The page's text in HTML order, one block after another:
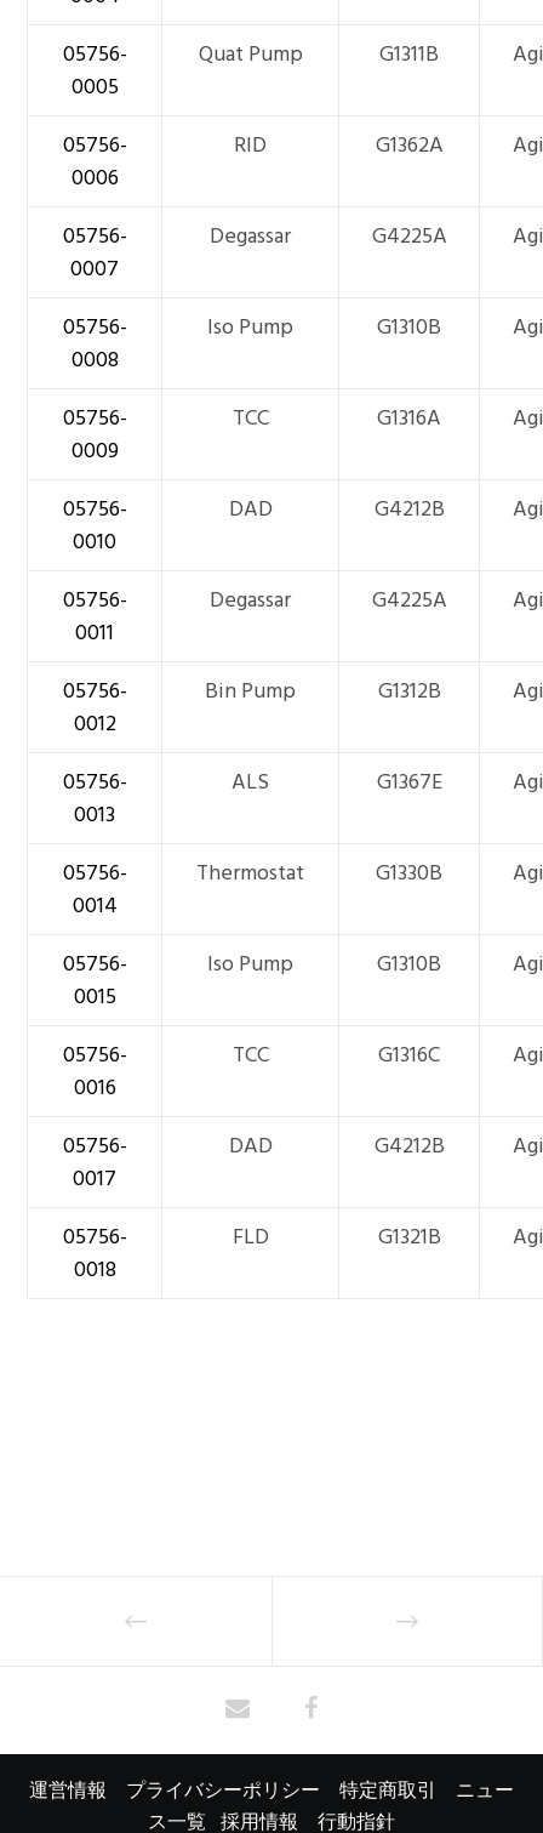
05756-
0005
Quat Pump G1311B
05756-
0006
RID G1362A
05756-
0007
Degassar G4225A
05756-
0008
Iso Pump G1310B
05756-
0009
TCC G1316A
05756-
0010
DAD G4212B
05756-
0011
Degassar G4225A
05756-
0012
Bin Pump G1312B
05756-
0013
ALS G1367E
05756-
0014
Thermostat G1330B
05756-
0015
Iso Pump G1310B
05756-
0016
TCC G1316C
05756-
0017
DAD G4212B
05756-
0018
FLD G1321B
運営情報 プライバシーポリシー 特定商取引
ニュー
ス一覧 採用情報 行動指針